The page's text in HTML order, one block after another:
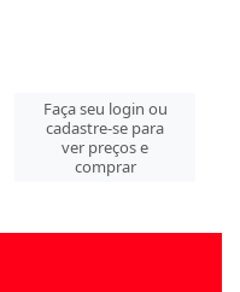
Faça seu login ou
cadastre-se para
ver preços e
comprar